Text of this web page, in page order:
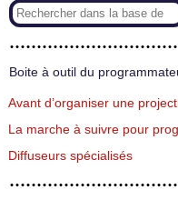
Boite à outil du
Avant d’organiser une
La marche à suivre pour
Diffuseurs spécialisés